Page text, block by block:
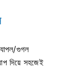
গুগল
দিয়ে সহজেই